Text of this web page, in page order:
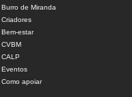
Burro de Miranda
Criadores
Bem-estar
CVBM
CALP
Eventos
Como apoiar